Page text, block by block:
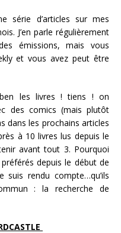
série d’articles sur mes
J’en parle régulièrement
émissions, mais vous
et vous avez peut être
les livres ! tiens ! on
des comics (mais plutôt
dans les prochains articles
à 10 livres lus depuis le
avant tout 3. Pourquoi
depuis le début de
suis rendu compte…qu’ils
: la recherche de